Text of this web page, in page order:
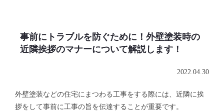
事前にトラブルを防ぐために！外壁塗装時の
近隣挨拶のマナーについて解説します！
2022.04.30
外壁塗装などの住宅にまつわる工事をする際には、近隣に挨
拶をして事前に工事の旨を伝達することが重要です。